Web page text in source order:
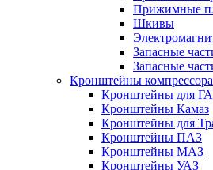
Прижимные
Шкивы
Запасные
Запасные
Кронштейны компрессора
Кронштейны для
Кронштейны Камаз
Кронштейны для
Кронштейны ПАЗ
Кронштейны МАЗ
Кронштейны УАЗ